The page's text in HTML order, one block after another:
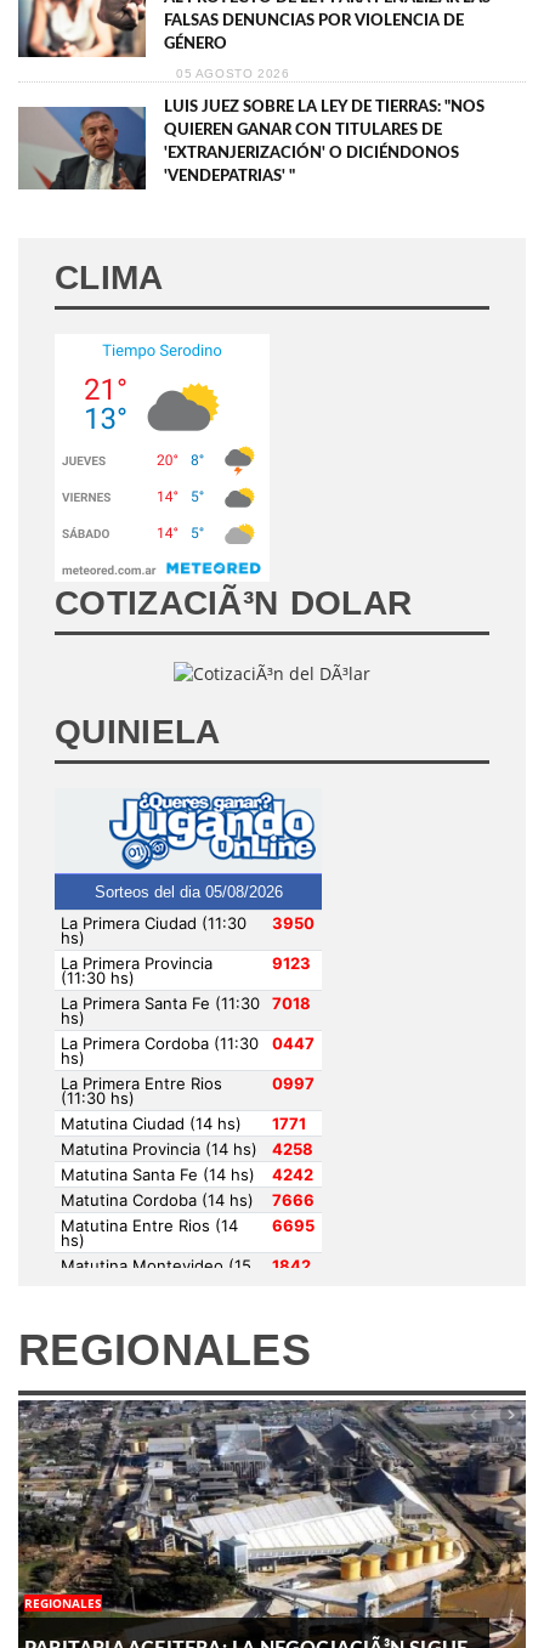
FALSAS DENUNCIAS POR VIOLENCIA DE
GÉNERO
05 AGOSTO 2026
LUIS JUEZ SOBRE LA LEY DE TIERRAS: "NOS
QUIEREN GANAR CON TITULARES DE
'EXTRANJERIZACIÓN' O DICIÉNDONOS
'VENDEPATRIAS' "
CLIMA
COTIZACIÃ³N DOLAR
QUINIELA
REGIONALES
REGIONALES